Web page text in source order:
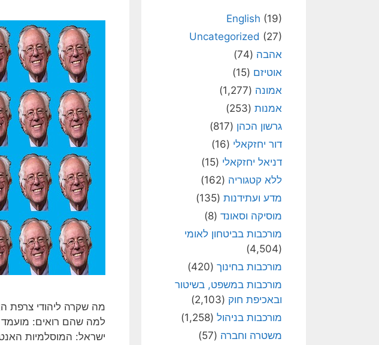
מה שקרה ליהודי צרפת
למה שהם רואים: מועמד
ישראל: המוסלמיות
English (19)
Uncategorized (27)
אהבה (74)
אוטיזם (15)
אמונה (1,277)
אמנות (253)
גרשון הכהן (817)
דור יחזקאלי (16)
דניאל יחזקאלי (15)
ללא קטגוריה (162)
מדע ועתידנות (135)
מוסיקה וסאונד (8)
מורכבות בביטחון לאומי
(4,504)
מורכבות בחינוך (420)
מורכבות במשפט, בשיטור
ובאכיפת חוק (2,103)
מורכבות בניהול (1,258)
משטרה וחברה (57)